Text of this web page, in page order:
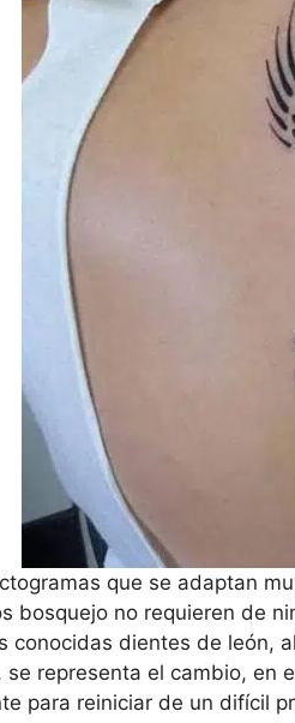
que se adaptan
bosquejo no requieren de
conocidas dientes de león,
se representa el cambio, en
para reiniciar de un difícil